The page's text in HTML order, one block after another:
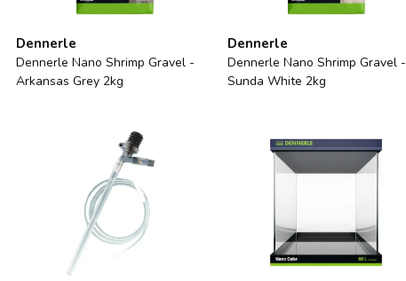
Dennerle
Dennerle Nano Shrimp Gravel -
Arkansas Grey 2kg
Dennerle
Dennerle Nano Shrimp Gravel -
Sunda White 2kg